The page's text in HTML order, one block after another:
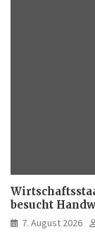
besucht
Freiburg
7. August 2026